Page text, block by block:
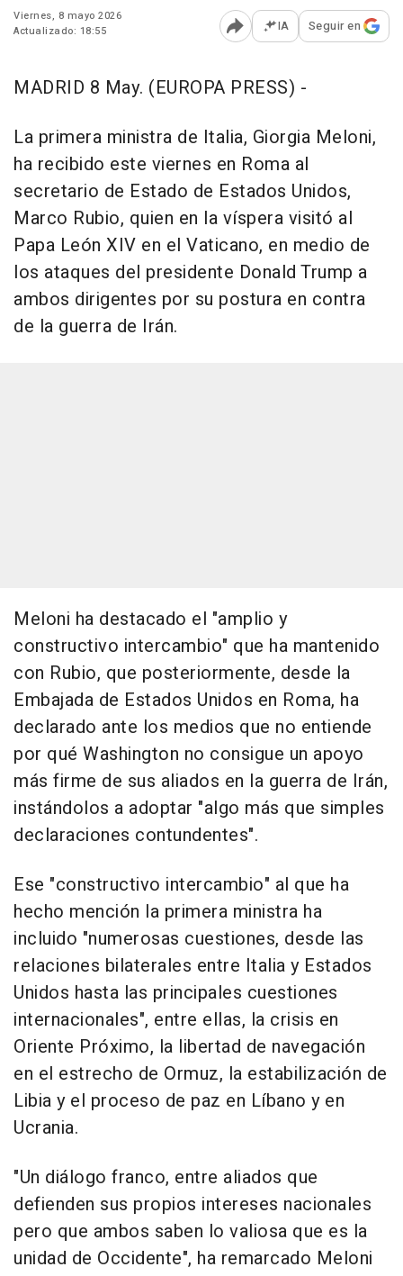
Viernes, 8 mayo 2026
Actualizado: 18:55
Abrir opciones para
IA Seguir en
MADRID 8 May. (EUROPA PRESS) -
La primera ministra de Italia, Giorgia Meloni,
ha recibido este viernes en Roma al
secretario de Estado de Estados Unidos,
Marco Rubio, quien en la víspera visitó al
Papa León XIV en el Vaticano, en medio de
los ataques del presidente Donald Trump a
ambos dirigentes por su postura en contra
de la guerra de Irán.
Meloni ha destacado el "amplio y
constructivo intercambio" que ha mantenido
con Rubio, que posteriormente, desde la
Embajada de Estados Unidos en Roma, ha
declarado ante los medios que no entiende
por qué Washington no consigue un apoyo
más firme de sus aliados en la guerra de Irán,
instándolos a adoptar "algo más que simples
declaraciones contundentes".
Ese "constructivo intercambio" al que ha
hecho mención la primera ministra ha
incluido "numerosas cuestiones, desde las
relaciones bilaterales entre Italia y Estados
Unidos hasta las principales cuestiones
internacionales", entre ellas, la crisis en
Oriente Próximo, la libertad de navegación
en el estrecho de Ormuz, la estabilización de
Libia y el proceso de paz en Líbano y en
Ucrania.
"Un diálogo franco, entre aliados que
defienden sus propios intereses nacionales
pero que ambos saben lo valiosa que es la
unidad de Occidente", ha remarcado Meloni